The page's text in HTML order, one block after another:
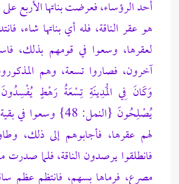
أحد الرؤساء، فعرضت بناتها الأربع
هو عقر الناقة، فله أي بناتها شاء،
لعقرها، وسعوا في قومهم بذلك،
آخرون، فصاروا تسعة، وهم
وَكَانَ فِي الْمَدِينَةِ تِسْعَةُ رَهْطٍ
يُصْلِحُونَ {النمل: 48}
لهم عقرها، فأجابوهم إلى ذلك،
فانطلقوا يرصدون الناقة، فلما
مصرع، فرماها بسهم، فانتظم عظم